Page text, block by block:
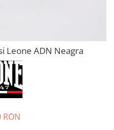
Leone ADN Neagra
RON